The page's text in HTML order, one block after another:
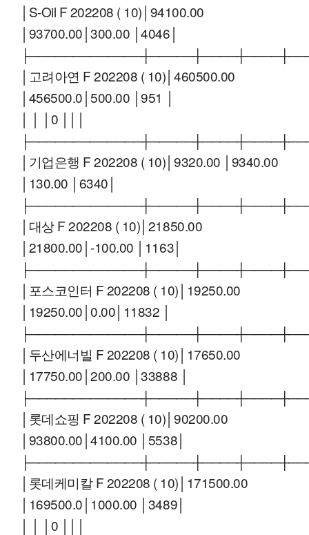
│S-Oil F 202208 ( 10)│94100.00
│93700.00│300.00 │4046│
│고려아연 F 202208 ( 10)│460500.00
│456500.0│500.00 │951 │
│ │ │0 │││
│기업은행 F 202208 ( 10)│9320.00 │9340.00
│130.00 │6340│
│대상 F 202208 ( 10)│21850.00
│21800.00│-100.00 │1163│
│포스코인터 F 202208 ( 10)│19250.00
│19250.00│0.00│11832 │
│두산에너빌 F 202208 ( 10)│17650.00
│17750.00│200.00 │33888 │
│롯데쇼핑 F 202208 ( 10)│90200.00
│93800.00│4100.00 │5538│
│롯데케미칼 F 202208 ( 10)│171500.00
│169500.0│1000.00 │3489│
│ │ │0 │││